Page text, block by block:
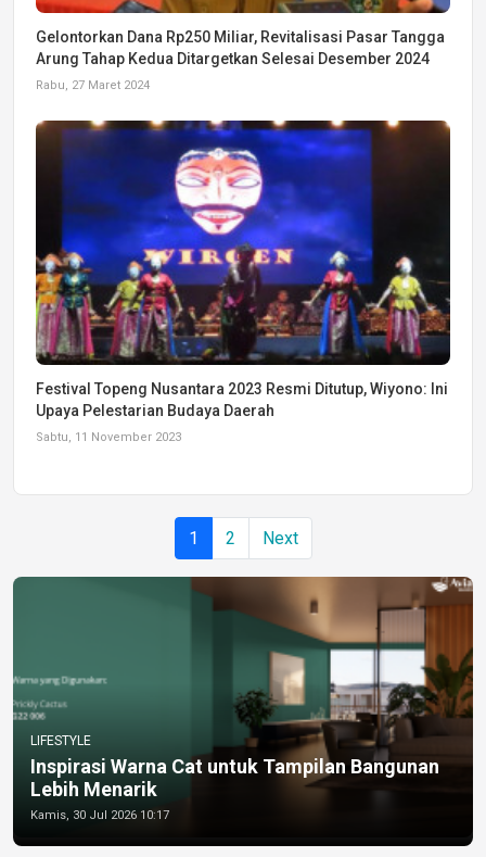
Gelontorkan Dana Rp250 Miliar, Revitalisasi Pasar Tangga
Arung Tahap Kedua Ditargetkan Selesai Desember 2024
Rabu, 27 Maret 2024
Festival Topeng Nusantara 2023 Resmi Ditutup, Wiyono: Ini
Upaya Pelestarian Budaya Daerah
Sabtu, 11 November 2023
1 2 Next
LIFESTYLE
Inspirasi Warna Cat untuk Tampilan Bangunan
Lebih Menarik
Kamis, 30 Jul 2026 10:17